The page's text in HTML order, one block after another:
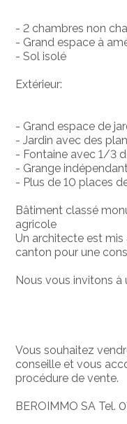
- 2 chambres non
- Grand espace à
- Sol isolé
Extérieur:
- Grand espace de
- Jardin avec des
- Fontaine avec 1/3
- Grange
- Plus de 10 places
Bâtiment classé
agricole
Un architecte est
canton pour une
Nous vous invitons à
Vous souhaitez
conseille et vous
procédure de vente.
BEROIMMO SA Tel.